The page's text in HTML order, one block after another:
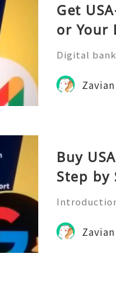
Get
or Your
Digital
nsactions,
ough
Buy
Step by
sers can
g, and